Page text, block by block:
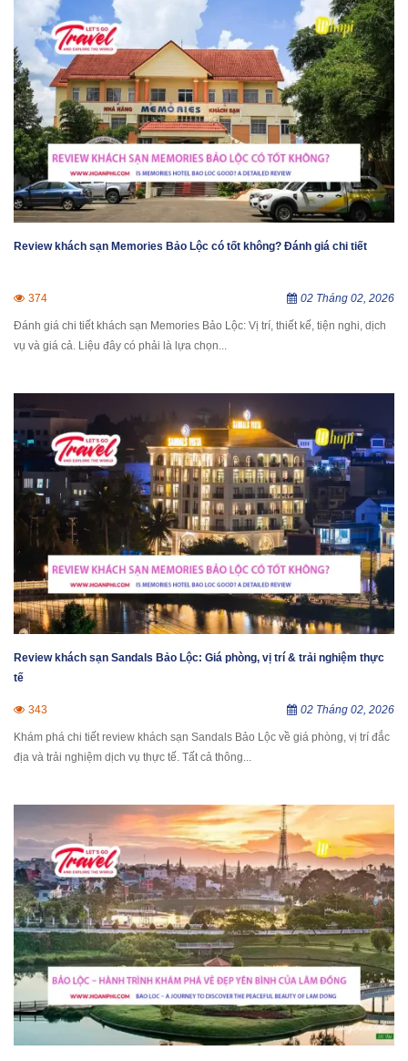
Review khách sạn Memories Bảo Lộc có tốt không? Đánh giá chi tiết
374 02 Tháng 02, 2026
Đánh giá chi tiết khách sạn Memories Bảo Lộc: Vị trí, thiết kế, tiện nghi, dịch
vụ và giá cả. Liệu đây có phải là lựa chọn...
Review khách sạn Sandals Bảo Lộc: Giá phòng, vị trí & trải nghiệm thực
tế
343 02 Tháng 02, 2026
Khám phá chi tiết review khách sạn Sandals Bảo Lộc về giá phòng, vị trí đắc
địa và trải nghiệm dịch vụ thực tế. Tất cả thông...